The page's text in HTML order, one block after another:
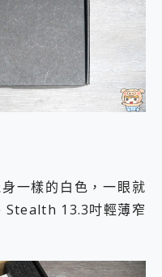
一樣的白色，一眼就
Stealth 13.3吋輕薄窄